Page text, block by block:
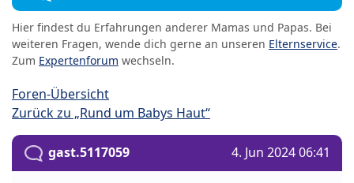
Hier findest du Erfahrungen anderer Mamas und Papas. Bei
weiteren Fragen, wende dich gerne an unseren Elternservice.
Zum Expertenforum wechseln.
Foren-Übersicht
Zurück zu „Rund um Babys Haut“
gast.5117059 4. Jun 2024 06:41